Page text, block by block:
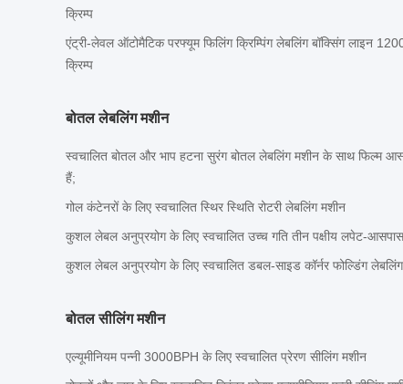
क्रिम्प
एंट्री-लेवल ऑटोमैटिक परफ्यूम फिलिंग क्रिम्पिंग लेबलिंग बॉक्सिंग लाइन
क्रिम्प
बोतल लेबलिंग मशीन
स्वचालित बोतल और भाप हटना सुरंग बोतल लेबलिंग मशीन के साथ फिल्म
हैं;
गोल कंटेनरों के लिए स्वचालित स्थिर स्थिति रोटरी लेबलिंग मशीन
कुशल लेबल अनुप्रयोग के लिए स्वचालित उच्च गति तीन पक्षीय लपेट-
कुशल लेबल अनुप्रयोग के लिए स्वचालित डबल-साइड कॉर्नर फोल्डिंग
बोतल सीलिंग मशीन
एल्यूमीनियम पन्नी 3000BPH के लिए स्वचालित प्रेरण सीलिंग मशीन